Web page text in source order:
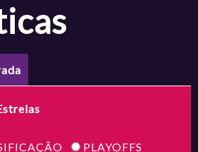
PLAYOFFS